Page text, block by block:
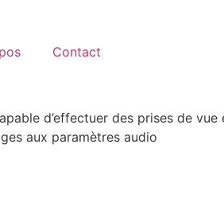
Contact
d’effectuer des prises de
aux paramètres audio